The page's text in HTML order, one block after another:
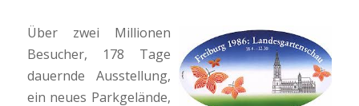
Über zwei Millionen
Besucher, 178 Tage
dauernde Ausstellung,
ein neues Parkgelände,